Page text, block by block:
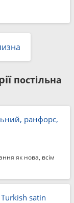
постільна
ранфорс,
як нова, всім
satin